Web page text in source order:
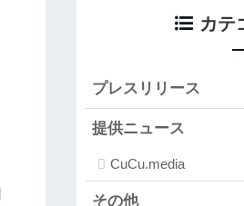
カテ
プレスリリース
提供ニュース
CuCu.media
その他